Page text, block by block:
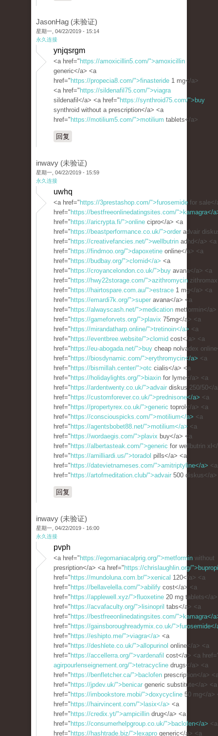
JasonHag (未验证)
星期一, 04/22/2019 - 15:14
永久连接
ynjqsrgm
<a href=" https://amoxicillin5.com/">amoxicillin
generic</a> <a
href=" https://propecia8.com/">finasteride 1 mg</a>
<a href=" https://sildenafil75.com/">viagra
sildenafil</a> <a href=" https://synthroid75.com/">buy
synthroid without a prescription</a> <a
href=" https://motilium5.com/">motilium tablets</a>
回复
inwavy (未验证)
星期一, 04/22/2019 - 15:59
永久连接
uwhq
<a href=" https://3prestashop.com/">furosemide for sale</
href=" https://bestfreeonlinedatingsites.com/">kamagra</
href=" https://aricrypta.fi/">online cipro</a> <a
href=" https://beastperformance.co.uk/">order advair
href=" https://creativefancies.net/">wellbutrin adhd</a> <a
href=" https://findmoo.org/">dapoxetine online</a> <a
href=" https://budbay.org/">clomid</a> <a
href=" https://croyancelondon.co.uk/">buy avana</a> <a
href=" https://hwy22storage.com/">azithromycin
href=" https://hairtospare.com.au/">estrace 1 mg</a> <a
href=" https://emardi7k.org/">super avana</a> <a
href=" https://alwayscash.net/">medication metformin</a>
href=" https://gameforvets.org/">plavix 75mg</a> <a
href=" https://mirandatharp.online/">tretinoin</a> <a
href=" https://eventbree.website/">clomid cost</a> <a
href=" https://eu-abogada.net/">buy cheap nolvadex
href=" https://biosdynamic.com/">erythromycin</a> <a
href=" https://bismillah.center/">otc cialis</a> <a
href=" https://holidaylights.org/">biaxin for lyme</a> <a
href=" https://ardentwenty.co.uk/">advair diskus 250/50</
href=" https://customforever.co.uk/">prednisone</a> <a
href=" https://propertyrex.co.uk/">generic toprol</a> <a
href=" https://consciouspicks.com/">motilium</a> <a
href=" https://agentsbobet88.net/">motilium</a> <a
href=" https://wordaegis.com/">plavix buy</a> <a
href=" https://albertasteak.com/">generic for wellbutrin
href=" https://amilliardi.us/">toradol pills</a> <a
href=" https://datevietnameses.com/">amitriptyline</a> <a
href=" https://artofmeditation.club/">advair 500 diskus</a>
回复
inwavy (未验证)
星期一, 04/22/2019 - 16:00
永久连接
pvph
<a href=" https://egomaniacalprig.org/">metformin without
presription</a> <a href=" https://chrislaughlin.org/
href=" https://mundoluna.com.br/">xenical 120</a> <a
href=" https://bellavelella.com/">abilify cost</a> <a
href=" https://applewell.xyz/">fluoxetine 20 mg tablets</
href=" https://acvafaculty.org/">lisinopril tabs</a> <a
href=" https://bestfreeonlinedatingsites.com/">kamagra</
href=" https://gainsboroughreadymix.co.uk/">furosemide</
href=" https://eshipto.me/">viagra</a> <a
href=" https://deshlete.co.uk/">allopurinol online</a> <a
href=" https://accellerra.org/">vardenafil cost</a> <a
agirpourlenseignement.org/">tetracycline drugs</a> <a
href=" https://benfletcher.ca/">baclofen prescription</a>
href=" https://jpdev.uk/">benicar generic substitute</a> <a
href=" https://imbookstore.mobi/">doxycycline 50 mg</a>
href=" https://hairvincent.com/">lasix</a> <a
href=" https://credix.yt/">ampicillin drug</a> <a
href=" https://consumerhelpgroup.co.uk/">baclofen</a> <a
href=" https://hashtrade.biz/">lexapro generic</a> <a